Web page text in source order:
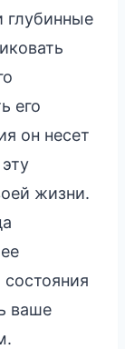
его
он несет
жизни.
ваше